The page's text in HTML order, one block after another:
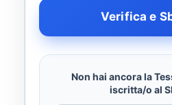
Verifica e
Non hai ancora la
iscritta/o al